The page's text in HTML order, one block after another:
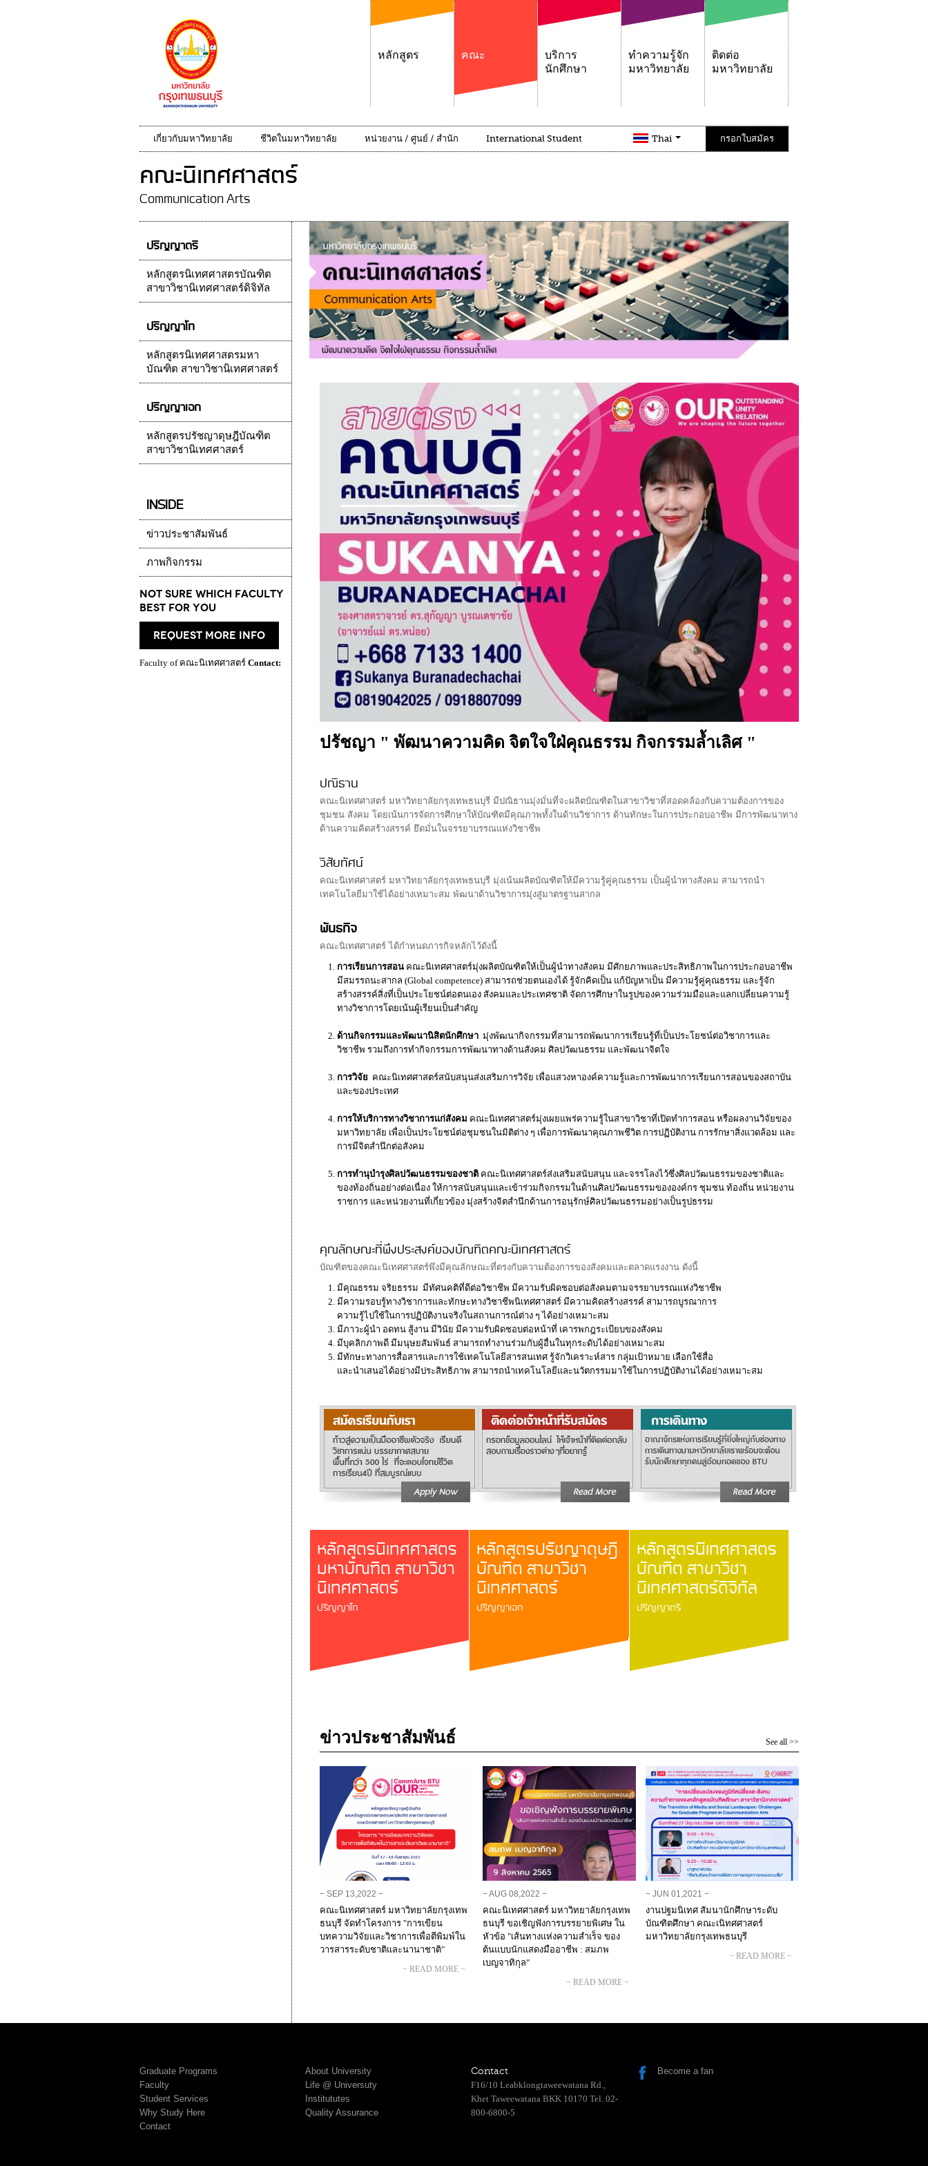
หลักสูตร คณะ
บริการ
นักศึกษา
ทำความรู้จัก
มหาวิทยาลัย
ติดต่อ
มหาวิทยาลัย
เกี่ยวกับมหาวิทยาลัย ชีวิตในมหาวิทยาลัย หน่วยงาน / ศูนย์ / สำนัก International Student Thai กรอกใบสมัคร
คณะนิเทศศาสตร์
Communication Arts
ปรัชญา " พัฒนาความคิด จิตใจใฝ่คุณธรรม กิจกรรมล้ำเลิศ "
ปณิธาน
คณะนิเทศศาสตร์ มหาวิทยาลัยกรุงเทพธนบุรี มีปณิธานมุ่งมั่นที่จะผลิตบัณฑิตในสาขาวิชาที่สอดคล้องกับความต้องการของ
ชุมชน สังคม โดยเน้นการจัดการศึกษาให้บัณฑิตมีคุณภาพทั้งในด้านวิชาการ ด้านทักษะในการประกอบอาชีพ มีการพัฒนาทาง
ด้านความคิดสร้างสรรค์ ยึดมั่นในจรรยาบรรณแห่งวิชาชีพ
วิสัยทัศน์
คณะนิเทศศาสตร์ มหาวิทยาลัยกรุงเทพธนบุรี มุ่งเน้นผลิตบัณฑิตให้มีความรู้คู่คุณธรรม เป็นผู้นำทางสังคม สามารถนำ
เทคโนโลยีมาใช้ได้อย่างเหมาะสม พัฒนาด้านวิชาการมุ่งสู่มาตรฐานสากล
พันธกิจ
คณะนิเทศศาสตร์ ได้กำหนดภารกิจหลักไว้ดังนี้
การเรียนการสอน คณะนิเทศศาสตร์มุ่งผลิตบัณฑิตให้เป็นผู้นำทางสังคม มีศักยภาพและประสิทธิภาพในการประกอบอาชีพ
มีสมรรถนะสากล (Global competence) สามารถช่วยตนเองได้ รู้จักคิดเป็น แก้ปัญหาเป็น มีความรู้คู่คุณธรรม และรู้จัก
สร้างสรรค์สิ่งที่เป็นประโยชน์ต่อตนเอง สังคมและประเทศชาติ จัดการศึกษาในรูปของความร่วมมือและแลกเปลี่ยนความรู้
ทางวิชาการโดยเน้นผู้เรียนเป็นสำคัญ
ด้านกิจกรรมและพัฒนานิสิตนักศึกษามุ่งพัฒนากิจกรรมที่สามารถพัฒนาการเรียนรู้ที่เป็นประโยชน์ต่อวิชาการและ
วิชาชีพ รวมถึงการทำกิจกรรมการพัฒนาทางด้านสังคม ศิลปวัฒนธรรม และพัฒนาจิตใจ
การวิจัย คณะนิเทศศาสตร์สนับสนุนส่งเสริมการวิจัย เพื่อแสวงหาองค์ความรู้และการพัฒนาการเรียนการสอนของสถาบัน
และของประเทศ
การให้บริการทางวิชาการแก่สังคม คณะนิเทศศาสตร์มุ่งเผยแพร่ความรู้ในสาขาวิชาที่เปิดทำการสอน หรือผลงานวิจัยของ
มหาวิทยาลัย เพื่อเป็นประโยชน์ต่อชุมชนในมิติต่าง ๆ เพื่อการพัฒนาคุณภาพชีวิต การปฏิบัติงาน การรักษาสิ่งแวดล้อม และ
การมีจิตสำนึกต่อสังคม
การทำนุบำรุงศิลปวัฒนธรรมของชาติ คณะนิเทศศาสตร์ส่งเสริมสนับสนุน และจรรโลงไว้ซึ่งศิลปวัฒนธรรมของชาติและ
ของท้องถิ่นอย่างต่อเนื่อง ให้การสนับสนุนและเข้าร่วมกิจกรรมในด้านศิลปวัฒนธรรมขององค์กร ชุมชน ท้องถิ่น หน่วยงาน
ราชการ และหน่วยงานที่เกี่ยวข้อง มุ่งสร้างจิตสำนึกด้านการอนุรักษ์ศิลปวัฒนธรรมอย่างเป็นรูปธรรม
คุณลักษณะที่พึงประสงค์ของบัณฑิตคณะนิเทศศาสตร์
บัณฑิตของคณะนิเทศศาสตร์พึงมีคุณลักษณะที่ตรงกับความต้องการของสังคมและตลาดแรงงาน ดังนี้
มีคุณธรรม จริยธรรม มีทัศนคติที่ดีต่อวิชาชีพ มีความรับผิดชอบต่อสังคมตามจรรยาบรรณแห่งวิชาชีพ
มีความรอบรู้ทางวิชาการและทักษะทางวิชาชีพนิเทศศาสตร์ มีความคิดสร้างสรรค์ สามารถบูรณาการ
ความรู้ไปใช้ในการปฏิบัติงานจริงในสถานการณ์ต่าง ๆ ได้อย่างเหมาะสม
มีภาวะผู้นำ อดทน สู้งาน มีวินัย มีความรับผิดชอบต่อหน้าที่ เคารพกฎระเบียบของสังคม
มีบุคลิกภาพดี มีมนุษยสัมพันธ์ สามารถทำงานร่วมกับผู้อื่นในทุกระดับได้อย่างเหมาะสม
มีทักษะทางการสื่อสารและการใช้เทคโนโลยีสารสนเทศ รู้จักวิเคราะห์สาร กลุ่มเป้าหมาย เลือกใช้สื่อ
และนำเสนอได้อย่างมีประสิทธิภาพ สามารถนำเทคโนโลยีและนวัตกรรมมาใช้ในการปฏิบัติงานได้อย่างเหมาะสม
หลักสูตรนิเทศศาสตร
มหาบัณฑิต สาขาวิชา
นิเทศศาสตร์
ปริญญาโท
หลักสูตรปรัชญาดุษฎี
บัณฑิต สาขาวิชา
นิเทศศาสตร์
ปริญญาเอก
หลักสูตรนิเทศศาสตร
บัณฑิต สาขาวิชา
นิเทศศาสตร์ดิจิทัล
ปริญญาตรี
ข่าวประชาสัมพันธ์ See all >>
− SEP 13,2022 −
คณะนิเทศศาสตร์ มหาวิทยาลัยกรุงเทพ
ธนบุรี จัดทำโครงการ "การเขียน
บทความวิจัยและวิชาการเพื่อตีพิมพ์ใน
วารสารระดับชาติและนานาชาติ"
− READ MORE −
− AUG 08,2022 −
คณะนิเทศศาสตร์ มหาวิทยาลัยกรุงเทพ
ธนบุรี ขอเชิญฟังการบรรยายพิเศษ ใน
หัวข้อ "เส้นทางแห่งความสำเร็จ ของ
ต้นแบบนักแสดงมืออาชีพ : สมภพ
เบญจาทิกุล"
− READ MORE −
− JUN 01,2021 −
งานปฐมนิเทศ สัมนานักศึกษาระดับ
บัณฑิตศึกษา คณะเนิทศศาสตร์
มหาวิทยาลัยกรุงเทพธนบุรี
− READ MORE −
ปริญญาตรี
หลักสูตรนิเทศศาสตรบัณฑิต
สาขาวิชานิเทศศาสตร์ดิจิทัล
ปริญญาโท
หลักสูตรนิเทศศาสตรมหา
บัณฑิต สาขาวิชานิเทศศาสตร์
ปริญญาเอก
หลักสูตรปรัชญาดุษฎีบัณฑิต
สาขาวิชานิเทศศาสตร์
INSIDE
ข่าวประชาสัมพันธ์
ภาพกิจกรรม
Not Sure which Faculty
best for you
request more info
Faculty of คณะนิเทศศาสตร์ Contact:
Graduate Programs
Faculty
Student Services
Why Study Here
Contact
About University
Life @ Universuty
Institututes
Quality Assurance
Contact
F16/10 Leabklongtaweewatana Rd.,
Khet Taweewatana BKK 10170 Tel. 02-
800-6800-5
Become a fan